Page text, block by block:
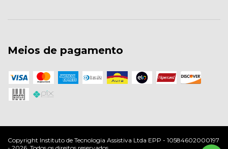
Meios de pagamento
Copyright Instituto de Tecnologia Assistiva Ltda EPP - 10584602000197